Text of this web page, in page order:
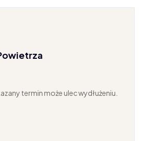
termin może ulec wydłużeniu.